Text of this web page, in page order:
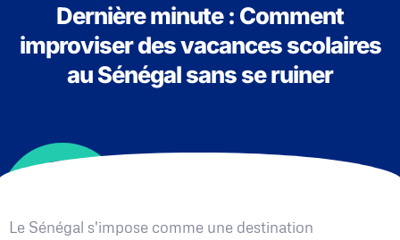
Dernière minute : Comment
improviser des vacances scolaires
au Sénégal sans se ruiner
Le Sénégal s'impose comme une destination